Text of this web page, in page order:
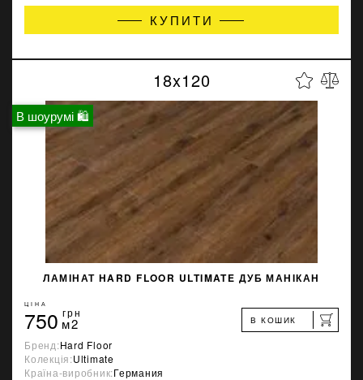
КУПИТИ
В шоурумі 🛍
18x120
ЛАМІНАТ HARD FLOOR ULTIMATE ДУБ МАНІКАН
ЦІНА
750 грн
м2 В КОШИК
Бренд:Hard Floor
Колекція:Ultimate
Країна-виробник:Германия